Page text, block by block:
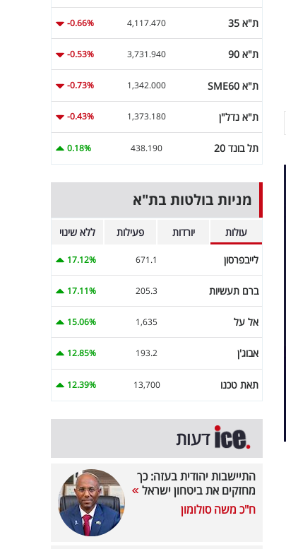
ת"א 35 4,117.470
-0.66%
ת"א 90 3,731.940
-0.53%
ת"א SME60 1,342.000
-0.73%
ת"א נדל"ן 1,373.180
-0.43%
תל בונד 20 438.190
0.18%
מניות בולטות בת"א
עולות יורדות פעילות ללא שינוי
לייבפרסון 671.1
17.12%
ברם תעשיות 205.3
17.11%
אל על 1,635
15.06%
אבוג'ן 193.2
12.85%
תאת טכנו 13,700
12.39%
דעות
התיישבות יהודית בעזה: כך
מחזקים את ביטחון ישראל
ח"כ משה סולומון